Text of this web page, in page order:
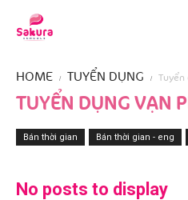
HOME TUYỂN DỤNG Tuyển
TUYỂN DỤNG VẠN
Bán thời gian Bán thời gian - eng
No posts to display